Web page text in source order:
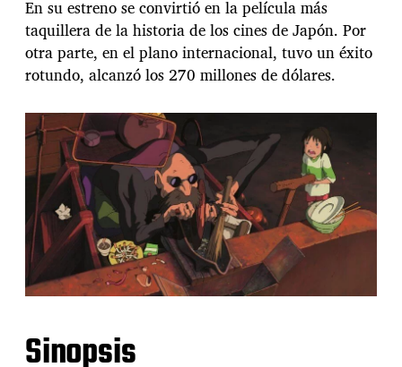
En su estreno se convirtió en la película más
taquillera de la historia de los cines de Japón. Por
otra parte, en el plano internacional, tuvo un éxito
rotundo, alcanzó los 270 millones de dólares.
Sinopsis